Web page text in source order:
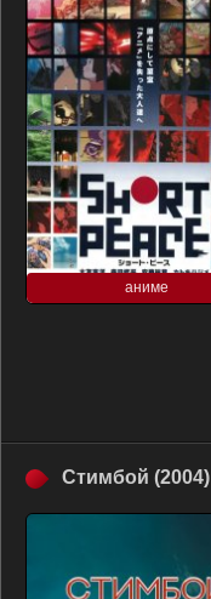
аниме
Стимбой (2004)